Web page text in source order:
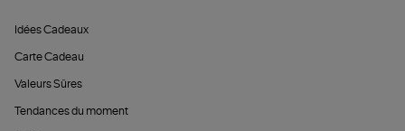
Idées Cadeaux
Carte Cadeau
Valeurs Sûres
Tendances du moment